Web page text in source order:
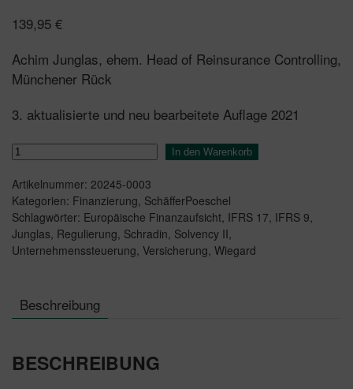
139,95 €
Achim Junglas, ehem. Head of Reinsurance Controlling,
Münchener Rück
3. aktualisierte und neu bearbeitete Auflage 2021
Steuerung
Versicherungsunternehmen
Menge
In den Warenkorb
Artikelnummer: 20245-0003
Kategorien: Finanzierung SchäfferPoeschel
Schlagwörter: Europäische Finanzaufsicht IFRS 17 IFRS 9
Junglas Regulierung Schradin Solvency II
Unternehmenssteuerung Versicherung Wiegard
Beschreibung
BESCHREIBUNG